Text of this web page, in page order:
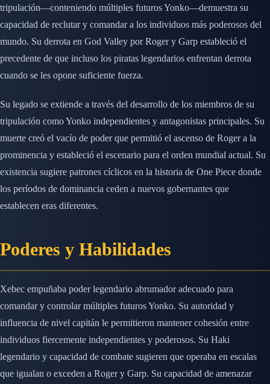
tripulación—conteniendo múltiples futuros Yonko—demuestra su
capacidad de reclutar y comandar a los individuos más poderosos del
mundo. Su derrota en God Valley por Roger y Garp estableció el
precedente de que incluso los piratas legendarios enfrentan derrota
cuando se les opone suficiente fuerza.
Su legado se extiende a través del desarrollo de los miembros de su
tripulación como Yonko independientes y antagonistas principales. Su
muerte creó el vacío de poder que permitió el ascenso de Roger a la
prominencia y estableció el escenario para el orden mundial actual. Su
existencia sugiere patrones cíclicos en la historia de One Piece donde
los períodos de dominancia ceden a nuevos gobernantes que
establecen eras diferentes.
Poderes y Habilidades
Xebec empuñaba poder legendario abrumador adecuado para
comandar y controlar múltiples futuros Yonko. Su autoridad y
influencia de nivel capitán le permitieron mantener cohesión entre
individuos fiercemente independientes y poderosos. Su Haki
legendario y capacidad de combate sugieren que operaba en escalas
que igualan o exceden a Roger y Garp. Su capacidad de amenazar